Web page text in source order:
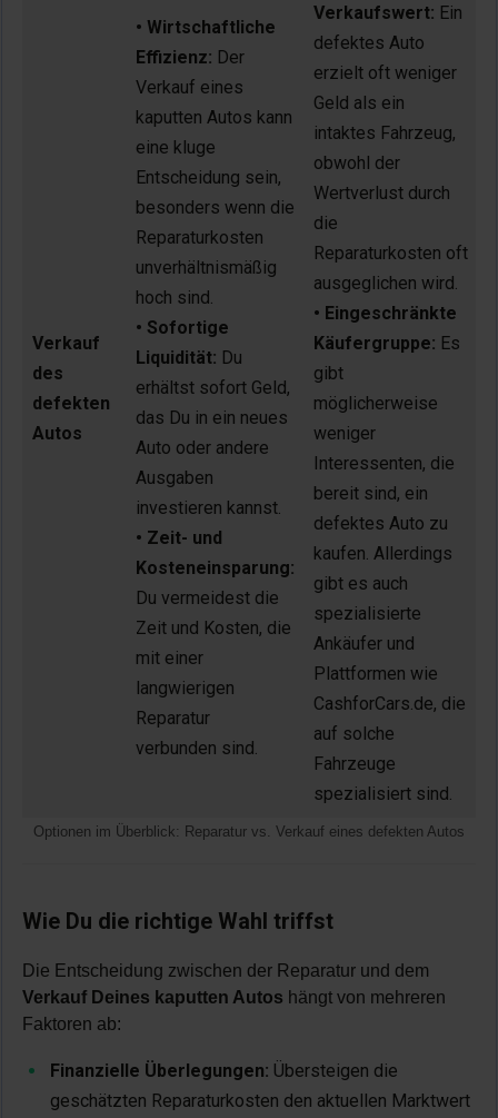
Verkauf
des
defekten
Autos
• Wirtschaftliche
Effizienz: Der
Verkauf eines
kaputten Autos kann
eine kluge
Entscheidung sein,
besonders wenn die
Reparaturkosten
unverhältnismäßig
hoch sind.
• Sofortige
Liquidität: Du
erhältst sofort Geld,
das Du in ein neues
Auto oder andere
Ausgaben
investieren kannst.
• Zeit- und
Kosteneinsparung:
Du vermeidest die
Zeit und Kosten, die
mit einer
langwierigen
Reparatur
verbunden sind.
Verkaufswert: Ein
defektes Auto
erzielt oft weniger
Geld als ein
intaktes Fahrzeug,
obwohl der
Wertverlust durch
die
Reparaturkosten oft
ausgeglichen wird.
• Eingeschränkte
Käufergruppe: Es
gibt
möglicherweise
weniger
Interessenten, die
bereit sind, ein
defektes Auto zu
kaufen. Allerdings
gibt es auch
spezialisierte
Ankäufer und
Plattformen wie
CashforCars.de, die
auf solche
Fahrzeuge
spezialisiert sind.
Optionen im Überblick: Reparatur vs. Verkauf eines defekten Autos
Wie Du die richtige Wahl triffst
Die Entscheidung zwischen der Reparatur und dem
Verkauf Deines kaputten Autos hängt von mehreren
Faktoren ab:
Finanzielle Überlegungen: Übersteigen die
geschätzten Reparaturkosten den aktuellen Marktwert